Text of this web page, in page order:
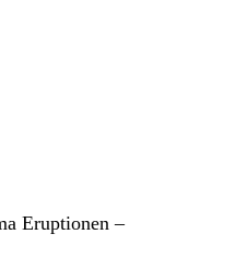
Eruptionen –